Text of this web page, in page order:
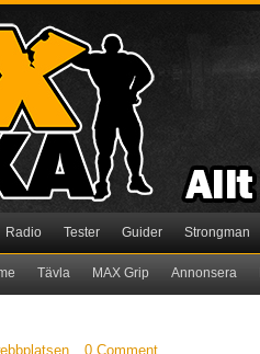
Radio Tester Guider Strongman
Tävla MAX Grip Annonsera
0 Comment